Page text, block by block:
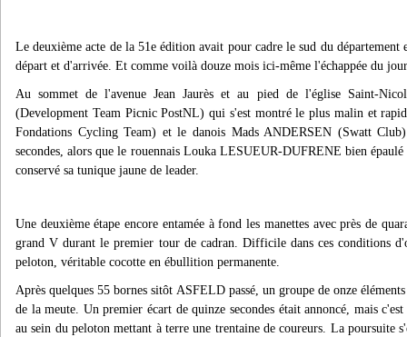
Le deuxième acte de la 51e édition avait pour cadre le sud du
départ et d'arrivée. Et comme voilà douze mois ici-même l'échappée du
Au sommet de l'avenue Jean Jaurès et au pied de l'église Saint-
(Development Team Picnic PostNL) qui s'est montré le plus malin et
Fondations Cycling Team) et le danois Mads ANDERSEN (Swatt
secondes, alors que le rouennais Louka LESUEUR-DUFRENE bien
conservé sa tunique jaune de leader.
Une deuxième étape encore entamée à fond les manettes avec près de
grand V durant le premier tour de cadran. Difficile dans ces conditions
peloton, véritable cocotte en ébullition permanente.
Après quelques 55 bornes sitôt ASFELD passé, un groupe de onze
de la meute. Un premier écart de quinze secondes était annoncé, mais
au sein du peloton mettant à terre une trentaine de coureurs. La poursuite